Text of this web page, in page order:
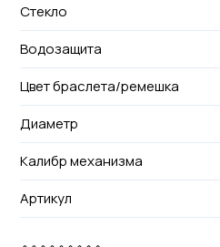
Стекло
Водозащита
Цвет браслета/ремешка
Диаметр
Калибр механизма
Артикул